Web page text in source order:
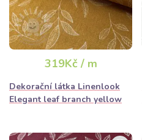
319Kč / m
Dekorační látka Linenlook
Elegant leaf branch yellow